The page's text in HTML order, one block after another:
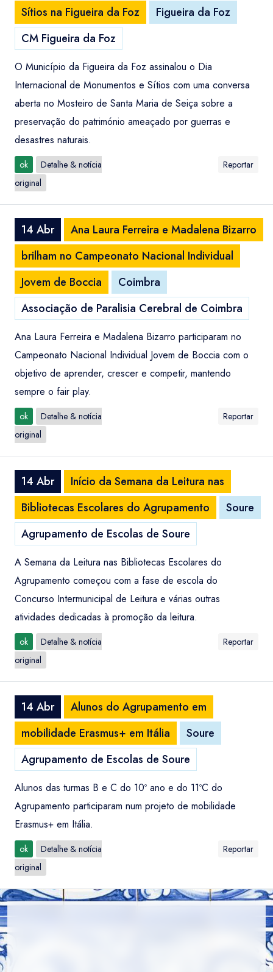
Sítios na Figueira da Foz
Figueira da Foz
CM Figueira da Foz
O Município da Figueira da Foz assinalou o Dia
Internacional de Monumentos e Sítios com uma conversa
aberta no Mosteiro de Santa Maria de Seiça sobre a
preservação do património ameaçado por guerras e
desastres naturais.
ok
Detalhe & notícia
original
Reportar
14 Abr
Ana Laura Ferreira e Madalena Bizarro
brilham no Campeonato Nacional Individual
Jovem de Boccia
Coimbra
Associação de Paralisia Cerebral de Coimbra
Ana Laura Ferreira e Madalena Bizarro participaram no
Campeonato Nacional Individual Jovem de Boccia com o
objetivo de aprender, crescer e competir, mantendo
sempre o fair play.
ok
Detalhe & notícia
original
Reportar
14 Abr
Início da Semana da Leitura nas
Bibliotecas Escolares do Agrupamento
Soure
Agrupamento de Escolas de Soure
A Semana da Leitura nas Bibliotecas Escolares do
Agrupamento começou com a fase de escola do
Concurso Intermunicipal de Leitura e várias outras
atividades dedicadas à promoção da leitura.
ok
Detalhe & notícia
original
Reportar
14 Abr
Alunos do Agrupamento em
mobilidade Erasmus+ em Itália
Soure
Agrupamento de Escolas de Soure
Alunos das turmas B e C do 10º ano e do 11ºC do
Agrupamento participaram num projeto de mobilidade
Erasmus+ em Itália.
ok
Detalhe & notícia
original
Reportar